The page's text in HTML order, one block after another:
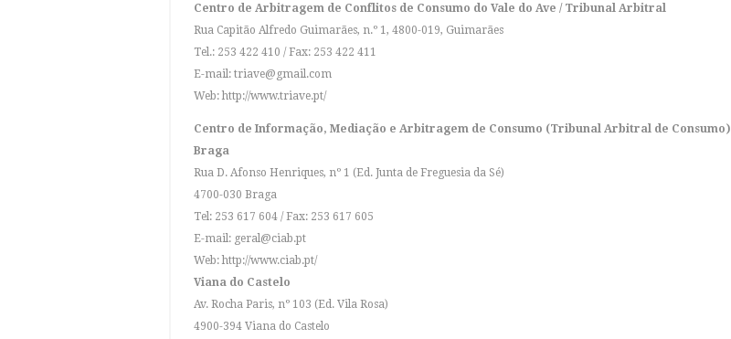
Centro de Arbitragem de Conflitos de Consumo do Vale do Ave / Tribunal Arbitral
Rua Capitão Alfredo Guimarães, n.º 1, 4800-019, Guimarães
Tel.: 253 422 410 / Fax: 253 422 411
E-mail: triave@gmail.com
Web: http://www.triave.pt/
Centro de Informação, Mediação e Arbitragem de Consumo (Tribunal Arbitral de Consumo)
Braga
Rua D. Afonso Henriques, nº 1 (Ed. Junta de Freguesia da Sé)
4700-030 Braga
Tel: 253 617 604 / Fax: 253 617 605
E-mail: geral@ciab.pt
Web: http://www.ciab.pt/
Viana do Castelo
Av. Rocha Paris, nº 103 (Ed. Vila Rosa)
4900-394 Viana do Castelo